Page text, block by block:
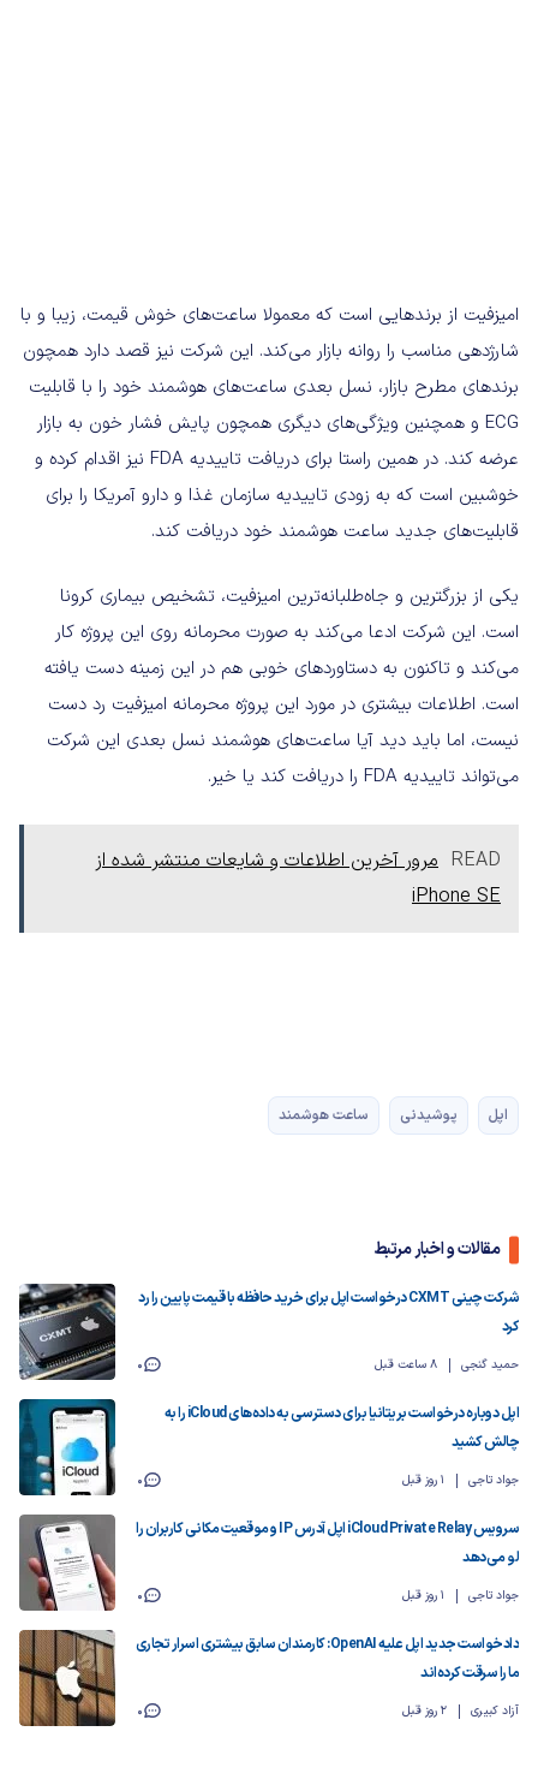
امیزفیت از برندهایی است که معمولا ساعت‌های خوش قیمت، زیبا و با
شارژدهی مناسب را روانه بازار می‌کند. این شرکت نیز قصد دارد همچون
برندهای مطرح بازار، نسل بعدی ساعت‌های هوشمند خود را با قابلیت
ECG و همچنین ویژگی‌های دیگری همچون پایش فشار خون به بازار
عرضه کند. در همین راستا برای دریافت تاییدیه FDA نیز اقدام کرده و
خوشبین است که به‌ زودی تاییدیه سازمان غذا و دارو آمریکا را برای
قابلیت‌های جدید ساعت هوشمند خود دریافت کند.
یکی از بزرگترین و جاه‌طلبانه‌ترین امیزفیت، تشخیص بیماری کرونا
است. این شرکت ادعا می‌کند به صورت محرمانه روی این پروژه کار
می‌کند و تاکنون به دستاوردهای خوبی هم در این زمینه دست یافته
است. اطلاعات بیشتری در مورد این پروژه محرمانه امیزفیت رد دست
نیست، اما باید دید آیا ساعت‌های هوشمند نسل بعدی این شرکت
می‌تواند تاییدیه FDA‌ را دریافت کند یا خیر.
READ مرور آخرین اطلاعات و شایعات منتشر شده از
iPhone SE
اپل پوشیدنی ساعت هوشمند
مقالات و اخبار مرتبط
شرکت چینی CXMT درخواست اپل برای خرید حافظه با قیمت پایین را رد
کرد
حمید گنجی 8 ساعت قبل 0
اپل دوباره درخواست بریتانیا برای دسترسی به داده‌های iCloud را به
چالش کشید
جواد تاجی 1 روز قبل 0
سرویس iCloud Private Relay اپل آدرس IP و موقعیت مکانی کاربران را
لو می‌دهد
جواد تاجی 1 روز قبل 0
دادخواست جدید اپل علیه OpenAI: کارمندان سابق بیشتری اسرار تجاری
ما را سرقت کرده‌اند
آزاد کبیری 2 روز قبل 0